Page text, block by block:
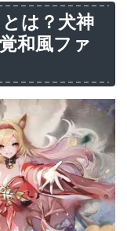
とは？犬神
和風ファ